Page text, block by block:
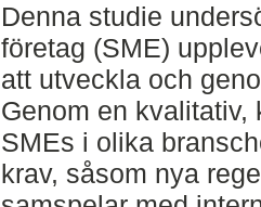
Denna studie
företag (SME)
att utveckla och
Genom en
SMEs i olika
krav, såsom nya